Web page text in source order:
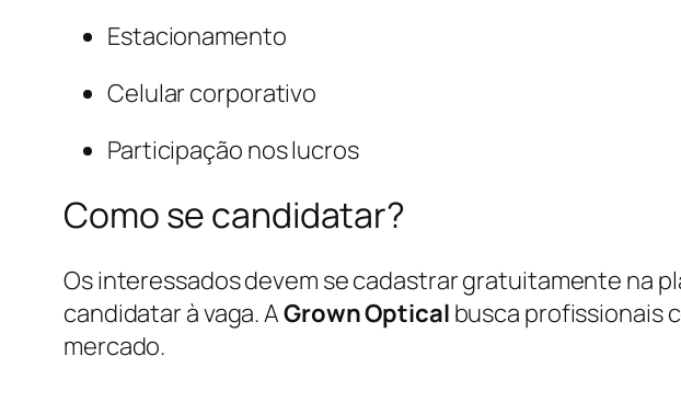
Estacionamento
Celular corporativo
Participação nos lucros
Como se candidatar?
Os interessados devem se cadastrar gratuitamente na
candidatar à vaga. AGrown Optical busca profissionais
mercado.